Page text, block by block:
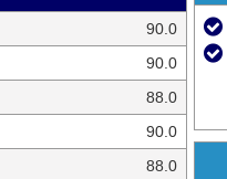
90.0
90.0
88.0
90.0
88.0